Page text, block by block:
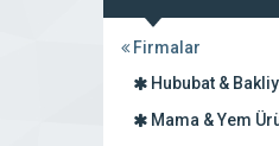
Firmalar
Hububat &
Mama & Yem